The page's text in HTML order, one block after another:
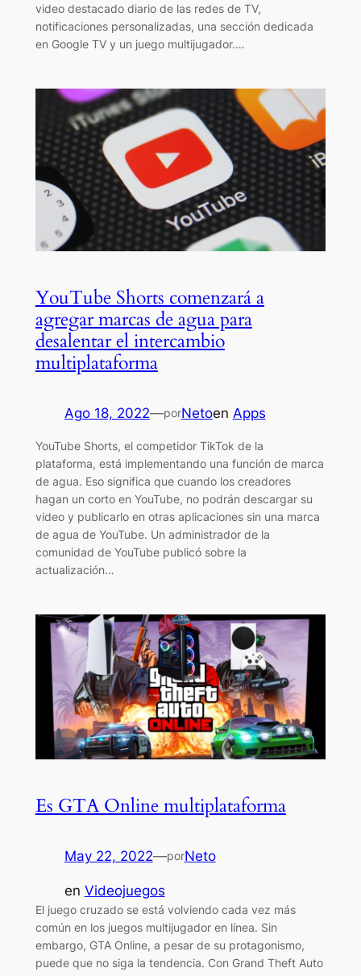
video destacado diario de las redes de TV,
notificaciones personalizadas, una sección dedicada
en Google TV y un juego multijugador.…
YouTube Shorts comenzará a
agregar marcas de agua para
desalentar el intercambio
multiplataforma
Ago 18, 2022—porNetoen Apps
YouTube Shorts, el competidor TikTok de la
plataforma, está implementando una función de marca
de agua. Eso significa que cuando los creadores
hagan un corto en YouTube, no podrán descargar su
video y publicarlo en otras aplicaciones sin una marca
de agua de YouTube. Un administrador de la
comunidad de YouTube publicó sobre la
actualización…
Es GTA Online multiplataforma
May 22, 2022—porNeto
en Videojuegos
El juego cruzado se está volviendo cada vez más
común en los juegos multijugador en línea. Sin
embargo, GTA Online, a pesar de su protagonismo,
puede que no siga la tendencia. Con Grand Theft Auto